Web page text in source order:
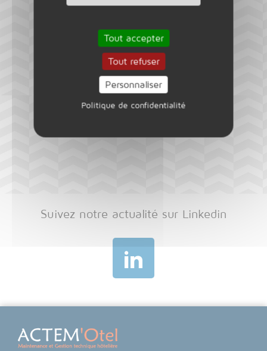
Tout accepter
Tout refuser
Personnaliser
Politique de confidentialité
Suivez notre actualité sur Linkedin